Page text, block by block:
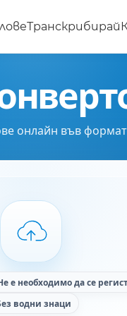
Транскрибирай
онлайн във
е необходимо да се
водни знаци